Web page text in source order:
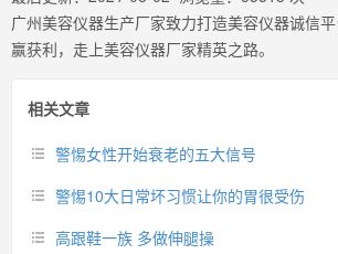
广州美容仪器生产厂家致力打造美容仪器诚信
赢获利，走上美容仪器厂家精英之路。
相关文章
警惕女性开始衰老的五大信号
警惕10大日常坏习惯让你的胃很受伤
高跟鞋一族 多做伸腿操